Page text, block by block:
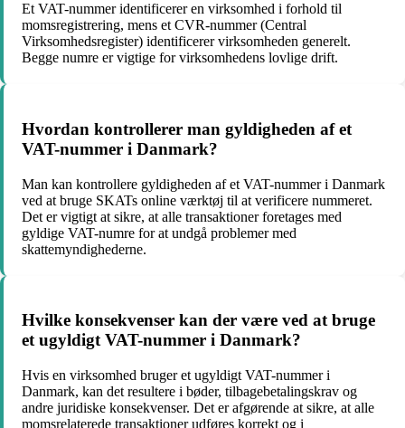
Et VAT-nummer identificerer en virksomhed i forhold til
momsregistrering, mens et CVR-nummer (Central
Virksomhedsregister) identificerer virksomheden generelt.
Begge numre er vigtige for virksomhedens lovlige drift.
Hvordan kontrollerer man gyldigheden af et
VAT-nummer i Danmark?
Man kan kontrollere gyldigheden af et VAT-nummer i Danmark
ved at bruge SKATs online værktøj til at verificere nummeret.
Det er vigtigt at sikre, at alle transaktioner foretages med
gyldige VAT-numre for at undgå problemer med
skattemyndighederne.
Hvilke konsekvenser kan der være ved at bruge
et ugyldigt VAT-nummer i Danmark?
Hvis en virksomhed bruger et ugyldigt VAT-nummer i
Danmark, kan det resultere i bøder, tilbagebetalingskrav og
andre juridiske konsekvenser. Det er afgørende at sikre, at alle
momsrelaterede transaktioner udføres korrekt og i